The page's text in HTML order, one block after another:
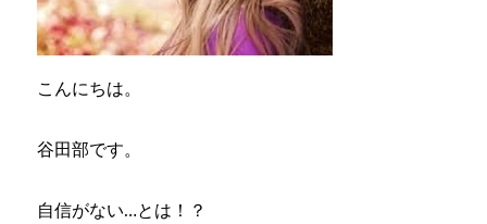
き
に
こんにちは。
谷田部です。
自信がない…とは！？